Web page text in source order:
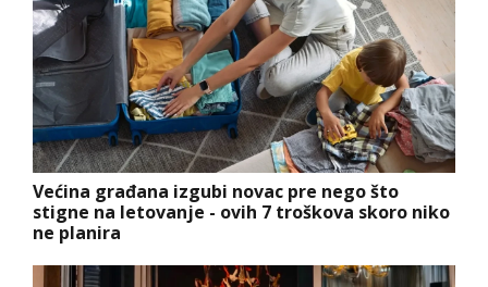
Većina građana izgubi novac pre nego što
stigne na letovanje - ovih 7 troškova skoro niko
ne planira